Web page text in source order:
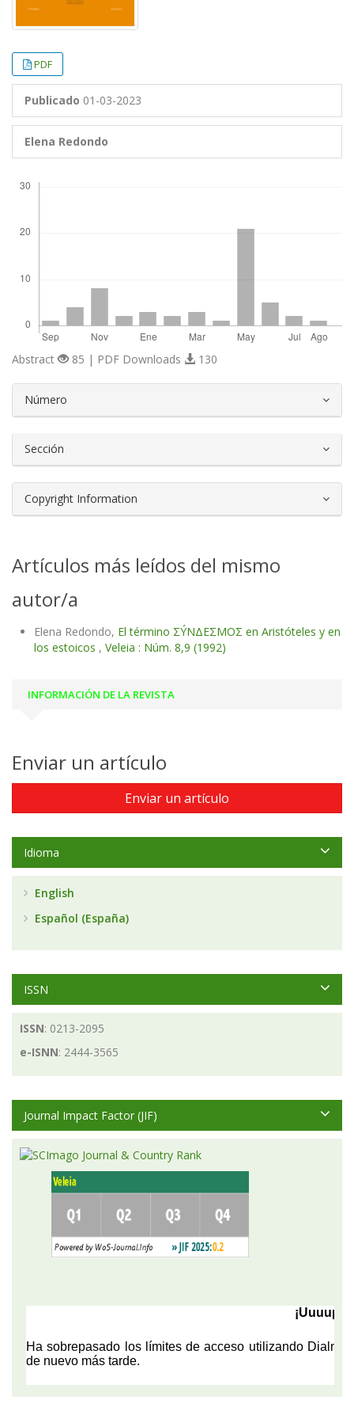
PDF
Publicado 01-03-2023
Elena Redondo
Abstract 85 | PDF Downloads 130
Número
Sección
Copyright Information
Artículos más leídos del mismo
autor/a
Elena Redondo, El término ΣÝΝΔΕΣΜΟΣ en Aristóteles y en
los estoicos , Veleia : Núm. 8,9 (1992)
INFORMACIÓN DE LA REVISTA
Enviar un artículo
Enviar un artículo
Idioma
English
Español (España)
ISSN
ISSN: 0213-2095
e-ISNN: 2444-3565
Journal Impact Factor (JIF)